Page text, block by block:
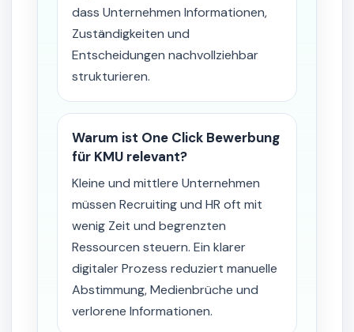
dass Unternehmen Informationen,
Zuständigkeiten und
Entscheidungen nachvollziehbar
strukturieren.
Warum ist One Click Bewerbung
für KMU relevant?
Kleine und mittlere Unternehmen
müssen Recruiting und HR oft mit
wenig Zeit und begrenzten
Ressourcen steuern. Ein klarer
digitaler Prozess reduziert manuelle
Abstimmung, Medienbrüche und
verlorene Informationen.